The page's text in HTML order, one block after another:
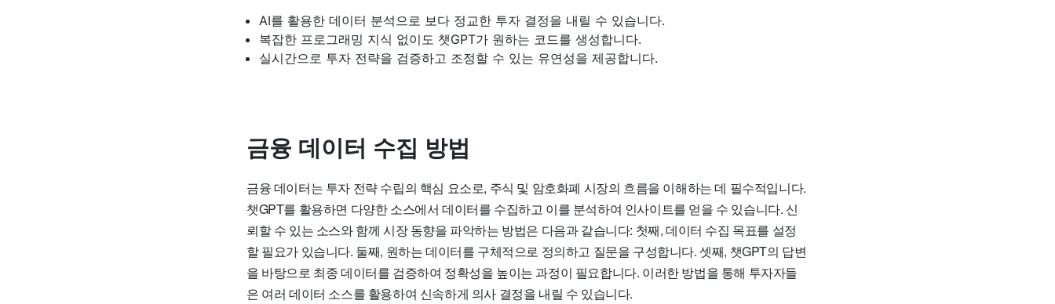
AI를 활용한 데이터 분석으로 보다 정교한 투자 결정을 내릴 수 있습니다.
복잡한 프로그래밍 지식 없이도 챗GPT가 원하는 코드를 생성합니다.
실시간으로 투자 전략을 검증하고 조정할 수 있는 유연성을 제공합니다.
금융 데이터 수집 방법
금융 데이터는 투자 전략 수립의 핵심 요소로, 주식 및 암호화폐 시장의 흐름을 이해하는 데 필수적입니다.
챗GPT를 활용하면 다양한 소스에서 데이터를 수집하고 이를 분석하여 인사이트를 얻을 수 있습니다. 신
뢰할 수 있는 소스와 함께 시장 동향을 파악하는 방법은 다음과 같습니다: 첫째, 데이터 수집 목표를 설정
할 필요가 있습니다. 둘째, 원하는 데이터를 구체적으로 정의하고 질문을 구성합니다. 셋째, 챗GPT의 답변
을 바탕으로 최종 데이터를 검증하여 정확성을 높이는 과정이 필요합니다. 이러한 방법을 통해 투자자들
은 여러 데이터 소스를 활용하여 신속하게 의사 결정을 내릴 수 있습니다.